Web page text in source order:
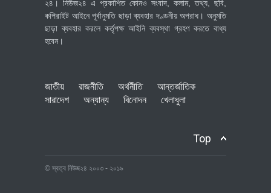
২৪। নিউজ২৪ এ প্রকাশিত কোনও সংবাদ, কলাম, তথ্য, ছবি,
কপিরাইট আইনে পূর্বানুমতি ছাড়া ব্যবহার দণ্ডনীয় অপরাধ। অনুমতি
ছাড়া ব্যবহার করলে কর্তৃপক্ষ আইনি ব্যবস্থা গ্রহণ করতে বাধ্য
হবেন।
জাতীয় রাজনীতি অর্থনীতি
আন্তর্জাতিক
সারাদেশ
অন্যান্য বিনোদন খেলাধুলা
Top
© স্বত্ব নিউজ২৪ ২০০৩ - ২০১৯